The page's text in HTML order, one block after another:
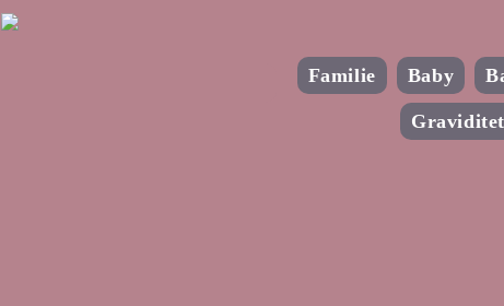
Familie Baby
Graviditet